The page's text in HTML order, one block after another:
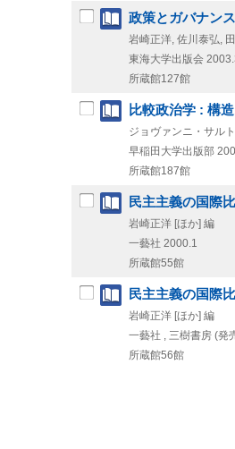
政策とガバナンス
岩崎正洋, 佐川泰弘,
東海大学出版会
所蔵館127館
比較政治学 : 構
ジョヴァンニ・サル
早稲田大学出版部
所蔵館187館
民主主義の国際
岩崎正洋 [ほか] 編
一藝社 2000.1
所蔵館55館
民主主義の国際
岩崎正洋 [ほか] 編
一藝社 , 三樹書房 (発
所蔵館56館